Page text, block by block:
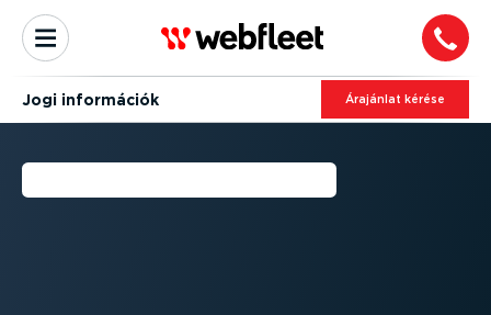
Jogi információk Árajánlat kérése
JOGI INFORMÁCIÓK